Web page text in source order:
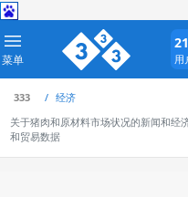
菜单 用
333
经济
关于猪肉和原材料市场状况的新闻和经
和贸易数据